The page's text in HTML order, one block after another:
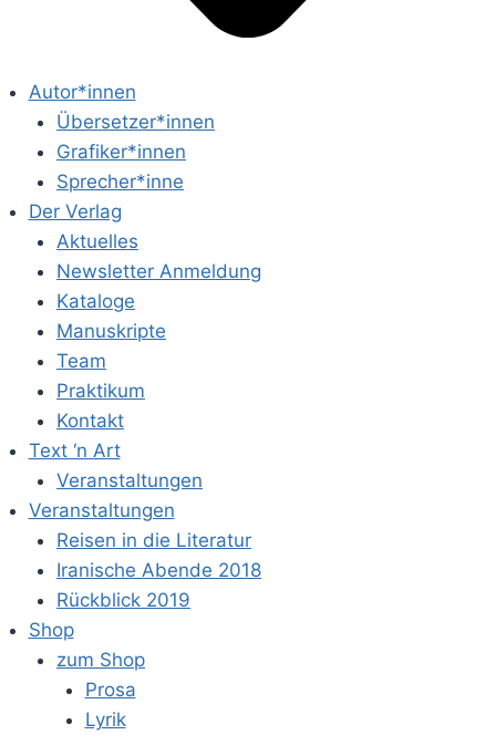
Autor*innen
Übersetzer*innen
Grafiker*innen
Sprecher*inne
Der Verlag
Aktuelles
Newsletter Anmeldung
Kataloge
Manuskripte
Team
Praktikum
Kontakt
Text ‘n Art
Veranstaltungen
Veranstaltungen
Reisen in die Literatur
Iranische Abende 2018
Rückblick 2019
Shop
zum Shop
Prosa
Lyrik